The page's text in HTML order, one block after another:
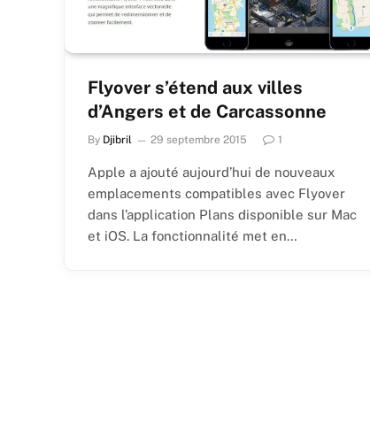
Flyover s’étend aux villes
d’Angers et de Carcassonne
By Djibril 29 septembre 2015 1
Apple a ajouté aujourd’hui de nouveaux
emplacements compatibles avec Flyover
dans l’application Plans disponible sur Mac
et iOS. La fonctionnalité met en…